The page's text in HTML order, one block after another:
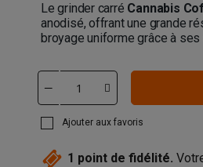
Le grinder carré Cannabis
anodisé, offrant une grande
broyage uniforme grâce à
Ajouter aux favoris
1 point de fidélité.